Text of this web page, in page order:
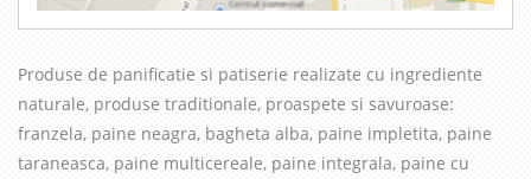
Produse de panificatie si patiserie realizate cu ingrediente
naturale, produse traditionale, proaspete si savuroase:
franzela, paine neagra, bagheta alba, paine impletita, paine
taraneasca, paine multicereale, paine integrala, paine cu